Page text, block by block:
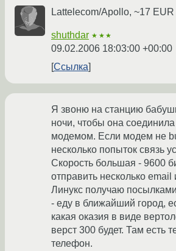
Lattelecom/Apollo, ~17 EUR
shuthdar ★★★
09.02.2006 18:03:00 +00:00
Ссылка
Я звоню на станцию
ночи, чтобы она
модемом. Если модем не
несколько попыток связь
Скорость большая - 9600
отправить несколько email
Линукс получаю
- еду в ближайший город,
какая оказия в виде
верст 300 будет. Там есть
телефон.